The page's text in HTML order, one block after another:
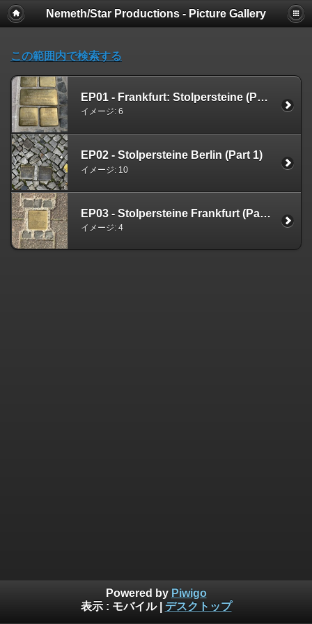
Nemeth/Star Productions - Picture Gallery
この範囲内で検索する
EP01 - Frankfurt: Stolpersteine (Part 2)
イメージ: 6
EP02 - Stolpersteine Berlin (Part 1)
イメージ: 10
EP03 - Stolpersteine Frankfurt (Part 3)
イメージ: 4
Powered by Piwigo
表示 : モバイル| デスクトップ